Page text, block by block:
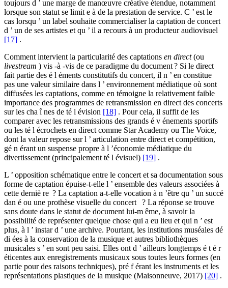
toujours d ’ une marge de manœuvre créative étendue, notamment
lorsque son statut se limit e à de la prestation de service. C ’ est le
cas lorsqu ’ un label souhaite commercialiser la captation de concert
d ’ un de ses artistes et qu ’ il a recours à un producteur audiovisuel
[17] .
Comment intervient la particularité des captations en direct(ou
livestream ) vis -à -vis de ce paradigme du document ? Si le direct
fait partie des é l éments constitutifs du concert, il n ’ en constitue
pas une valeur similaire dans l ’ environnement médiatique où sont
diffusées les captations, comme en témoigne la relativement faible
importance des programmes de retransmission en direct des concerts
sur les cha î nes de té l évision [18] . Pour cela, il suffit de les
comparer avec les retransmissions des grands é v énements sportifs
ou les té l écrochets en direct comme Star Academy ou The Voice,
dont la valeur repose sur l ’ articulation entre direct et compétition,
gé n érant un suspense propre à l ’économie médiatique du
divertissement (principalement té l évisuel) [19] .
L ’ opposition schématique entre le concert et sa documentation sous
forme de captation épuise-t-elle l ’ ensemble des valeurs associées à
cette derniè re ? La captation a-t-elle vocation à n ’être qu ’ un succé
dan é ou une prothèse visuelle du concert ? La réponse se trouve
sans doute dans le statut de document lui-m ême, à savoir la
possibilité de représenter quelque chose qui a eu lieu et qui n ’ est
plus, à l ’ instar d ’ une archive. Pourtant, les institutions muséales dé
di ées à la conservation de la musique et autres bibliothèques
musicales s ’ en sont peu saisi. Elles ont d ’ ailleurs longtemps é t é r
éticentes aux enregistrements musicaux sous toutes leurs formes (en
partie pour des raisons techniques), pré f érant les instruments et les
représentations plastiques de la musique (Maisonneuve, 2017) [20] .